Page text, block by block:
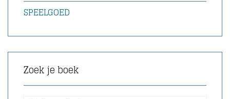
SPEELGOED
Zoek je boek